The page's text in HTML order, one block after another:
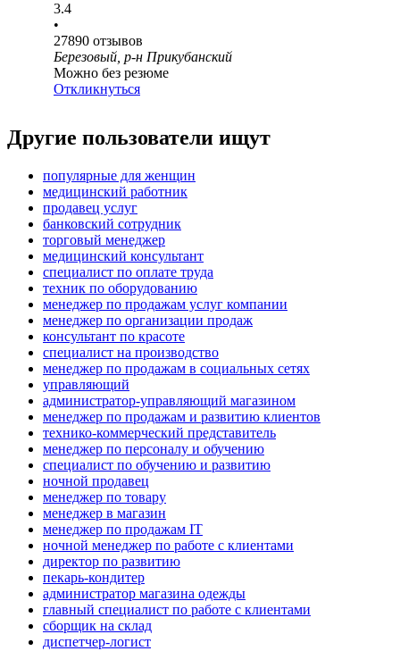
3.4
•
27890 отзывов
Березовый, р-н Прикубанский
Можно без резюме
Откликнуться
Другие пользователи ищут
популярные для женщин
медицинский работник
продавец услуг
банковский сотрудник
торговый менеджер
медицинский консультант
специалист по оплате труда
техник по оборудованию
менеджер по продажам услуг компании
менеджер по организации продаж
консультант по красоте
специалист на производство
менеджер по продажам в социальных сетях
управляющий
администратор-управляющий магазином
менеджер по продажам и развитию клиентов
технико-коммерческий представитель
менеджер по персоналу и обучению
специалист по обучению и развитию
ночной продавец
менеджер по товару
менеджер в магазин
менеджер по продажам IT
ночной менеджер по работе с клиентами
директор по развитию
пекарь-кондитер
администратор магазина одежды
главный специалист по работе с клиентами
сборщик на склад
диспетчер-логист